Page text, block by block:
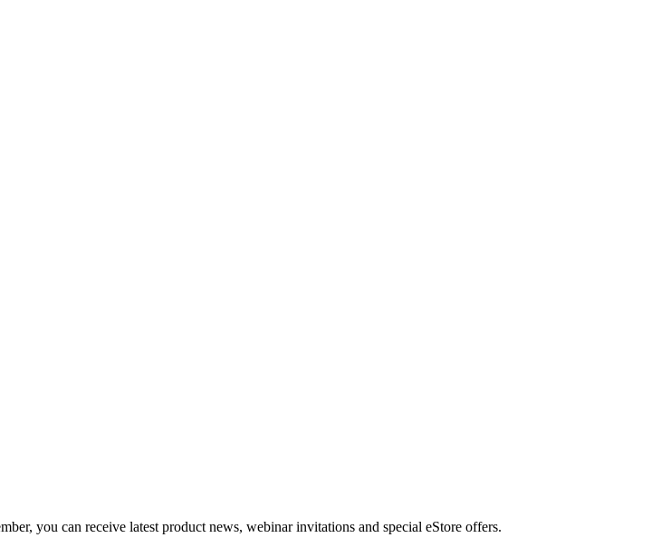
you can receive latest product news, webinar invitations and special eStore offers.